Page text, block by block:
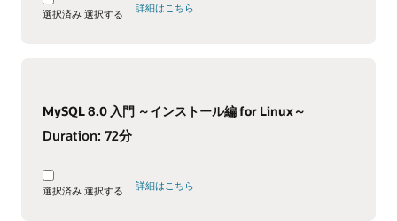
選択済み 選択する 詳細はこちら
MySQL 8.0 入門 ～インストール編 for Linux～
Duration: 72分
選択済み 選択する 詳細はこちら